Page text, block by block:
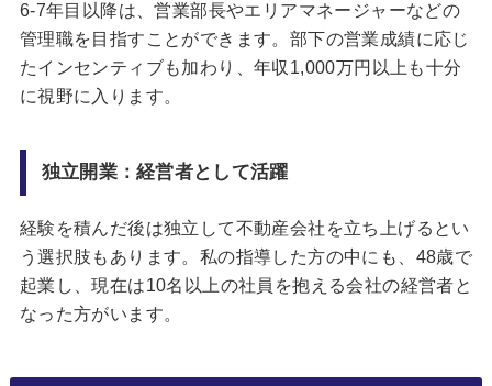
6-7年目以降は、営業部長やエリアマネージャーなどの
管理職を目指すことができます。部下の営業成績に応じ
たインセンティブも加わり、年収1,000万円以上も十分
に視野に入ります。
独立開業：経営者として活躍
経験を積んだ後は独立して不動産会社を立ち上げるとい
う選択肢もあります。私の指導した方の中にも、48歳で
起業し、現在は10名以上の社員を抱える会社の経営者と
なった方がいます。